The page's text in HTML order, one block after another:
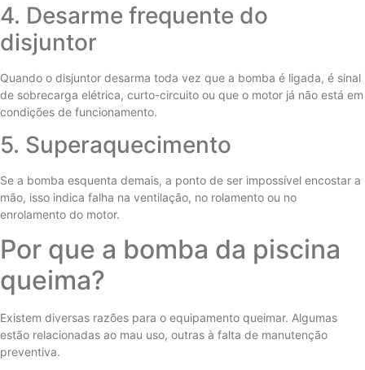
4. Desarme frequente do
disjuntor
Quando o disjuntor desarma toda vez que a bomba é ligada, é sinal
de sobrecarga elétrica, curto-circuito ou que o motor já não está em
condições de funcionamento.
5. Superaquecimento
Se a bomba esquenta demais, a ponto de ser impossível encostar a
mão, isso indica falha na ventilação, no rolamento ou no
enrolamento do motor.
Por que a bomba da piscina
queima?
Existem diversas razões para o equipamento queimar. Algumas
estão relacionadas ao mau uso, outras à falta de manutenção
preventiva.